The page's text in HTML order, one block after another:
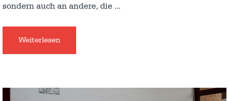
sondern auch an andere, die …
Weiterlesen